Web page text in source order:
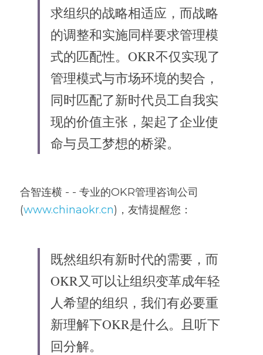
求组织的战略相适应，而战略
的调整和实施同样要求管理模
式的匹配性。OKR不仅实现了
管理模式与市场环境的契合，
同时匹配了新时代员工自我实
现的价值主张，架起了企业使
命与员工梦想的桥梁。
合智连横 - - 专业的OKR管理咨询公司
(www.chinaokr.cn)，友情提醒您：
既然组织有新时代的需要，而
OKR又可以让组织变革成年轻
人希望的组织，我们有必要重
新理解下OKR是什么。且听下
回分解。